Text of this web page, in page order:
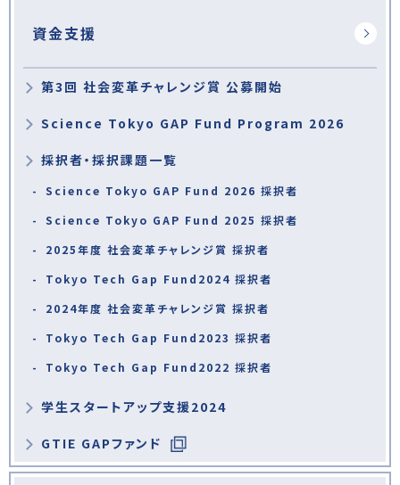
資金支援
第3回 社会変革チャレンジ賞 公募開始
Science Tokyo GAP Fund Program 2026
採択者・採択課題一覧
Science Tokyo GAP Fund 2026 採択者
Science Tokyo GAP Fund 2025 採択者
2025年度 社会変革チャレンジ賞 採択者
Tokyo Tech Gap Fund2024 採択者
2024年度 社会変革チャレンジ賞 採択者
Tokyo Tech Gap Fund2023 採択者
Tokyo Tech Gap Fund2022 採択者
学生スタートアップ支援2024
GTIE GAPファンド